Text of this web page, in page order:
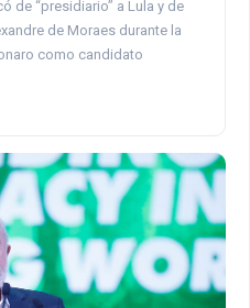
de “presidiario” a Lula y de
de Moraes durante la
como candidato